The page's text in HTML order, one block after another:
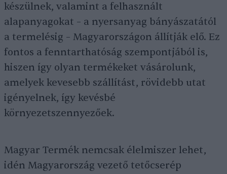
készülnek, valamint a felhasznált
alapanyagokat – a nyersanyag bányászatától
a termelésig – Magyarországon állítják elő. Ez
fontos a fenntarthatóság szempontjából is,
hiszen így olyan termékeket vásárolunk,
amelyek kevesebb szállítást, rövidebb utat
igényelnek, így kevésbé
környezetszennyezőek.
Magyar Termék nemcsak élelmiszer lehet,
idén Magyarország vezető tetőcserép